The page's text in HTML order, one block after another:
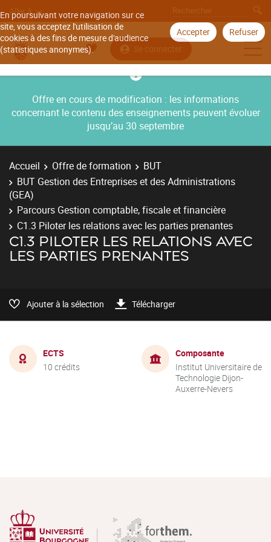
En poursuivant votre navigation sur ce
site, vous acceptez l'utilisation de
cookies à des fins de mesure d'audience
(statistiques anonymes).
Accepter Refuser
Aller à
Se connecter
Offre en cours de modification : les informations
concernant le contenu des enseignements peuvent évoluer
jusqu’au 30 septembre
Accueil Offre de formation
BUT
BUT Gestion des Entreprises et des Administrations
(GEA)
Parcours Gestion comptable, fiscale et financière
C1.3 Piloter les relations avec les parties prenantes
C1.3 PILOTER LES RELATIONS AVEC
LES PARTIES PRENANTES
Ajouter à la sélection Télécharger
ECTS
10 crédits
Composante
Institut Universitaire de
Technologie Dijon-
Auxerre-Nevers